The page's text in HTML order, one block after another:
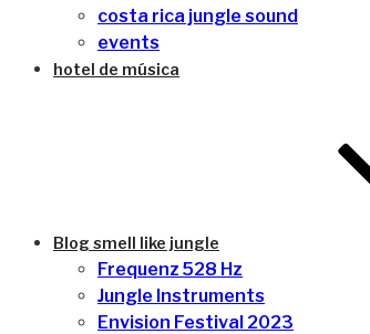
costa rica jungle sound
events
hotel de música
Blog smell like jungle
Frequenz 528 Hz
Jungle Instruments
Envision Festival 2023